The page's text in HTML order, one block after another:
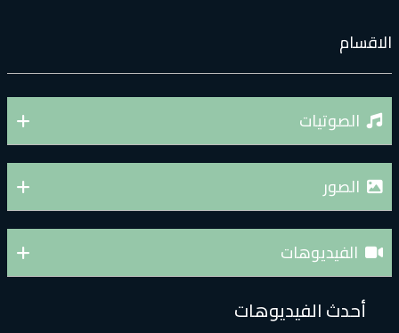
الصوتيات
الصور
الفيديوهات
أحدث الفيديوهات